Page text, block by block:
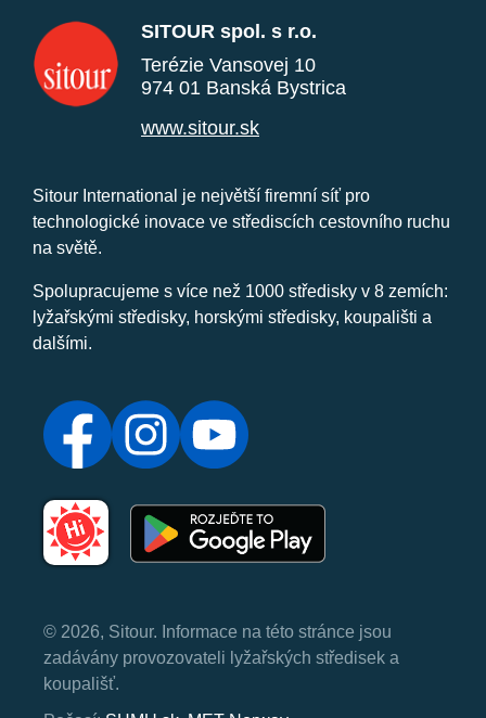
SITOUR spol. s r.o.
Terézie Vansovej 10
974 01 Banská Bystrica
www.sitour.sk
Sitour International je největší firemní síť pro
technologické inovace ve střediscích cestovního ruchu
na světě.
Spolupracujeme s více než 1000 středisky v 8 zemích:
lyžařskými středisky, horskými středisky, koupališti a
dalšími.
© 2026, Sitour. Informace na této stránce jsou
zadávány provozovateli lyžařských středisek a
koupališť.